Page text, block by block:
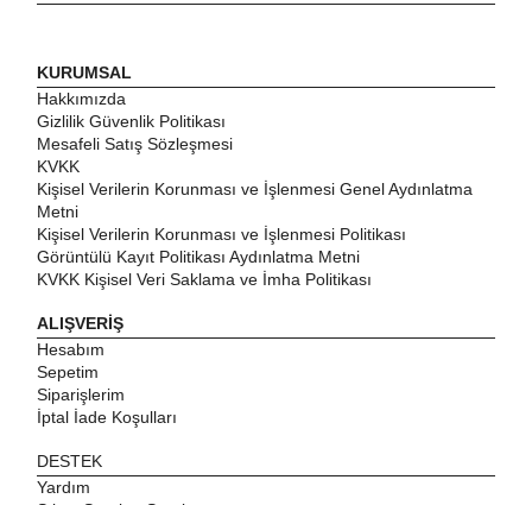
KURUMSAL
Hakkımızda
Gizlilik Güvenlik Politikası
Mesafeli Satış Sözleşmesi
KVKK
Kişisel Verilerin Korunması ve İşlenmesi Genel Aydınlatma
Metni
Kişisel Verilerin Korunması ve İşlenmesi Politikası
Görüntülü Kayıt Politikası Aydınlatma Metni
KVKK Kişisel Veri Saklama ve İmha Politikası
ALIŞVERİŞ
Hesabım
Sepetim
Siparişlerim
İptal İade Koşulları
DESTEK
Yardım